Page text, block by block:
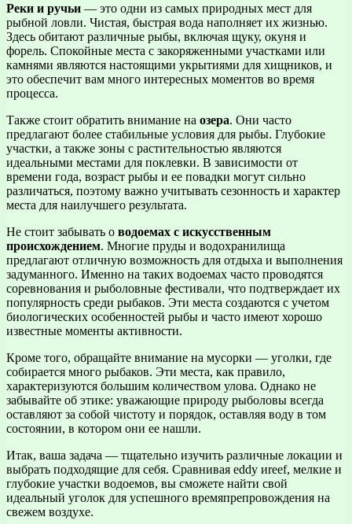
Реки и ручьи — это одни из самых природных мест для
рыбной ловли. Чистая, быстрая вода наполняет их жизнью.
Здесь обитают различные рыбы, включая щуку, окуня и
форель. Спокойные места с закоряженными участками или
камнями являются настоящими укрытиями для хищников, и
это обеспечит вам много интересных моментов во время
процесса.
Также стоит обратить внимание на озера. Они часто
предлагают более стабильные условия для рыбы. Глубокие
участки, а также зоны с растительностью являются
идеальными местами для поклевки. В зависимости от
времени года, возраст рыбы и ее повадки могут сильно
различаться, поэтому важно учитывать сезонность и характер
места для наилучшего результата.
Не стоит забывать о водоемах с искусственным
происхождением. Многие пруды и водохранилища
предлагают отличную возможность для отдыха и выполнения
задуманного. Именно на таких водоемах часто проводятся
соревнования и рыболовные фестивали, что подтверждает их
популярность среди рыбаков. Эти места создаются с учетом
биологических особенностей рыбы и часто имеют хорошо
известные моменты активности.
Кроме того, обращайте внимание на мусорки — уголки, где
собирается много рыбаков. Эти места, как правило,
характеризуются большим количеством улова. Однако не
забывайте об этике: уважающие природу рыболовы всегда
оставляют за собой чистоту и порядок, оставляя воду в том
состоянии, в котором они ее нашли.
Итак, ваша задача — тщательно изучить различные локации и
выбрать подходящие для себя. Сравнивая eddy иreef, мелкие и
глубокие участки водоемов, вы сможете найти свой
идеальный уголок для успешного времяпрепровождения на
свежем воздухе.